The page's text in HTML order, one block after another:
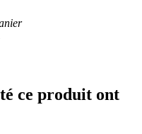
ce produit ont